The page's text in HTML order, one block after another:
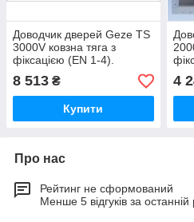
Доводчик дверей Geze TS
3000V ковзна тяга з
фіксацією (EN 1-4).
8 513 ₴
Купити
4
Про нас
Рейтинг не сформований
Менше 5 відгуків за останній